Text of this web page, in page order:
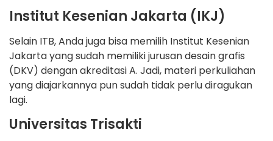
Institut Kesenian Jakarta (IKJ)
Selain ITB, Anda juga bisa memilih Institut Kesenian
Jakarta yang sudah memiliki jurusan desain grafis
(DKV) dengan akreditasi A. Jadi, materi perkuliahan
yang diajarkannya pun sudah tidak perlu diragukan
lagi.
Universitas Trisakti